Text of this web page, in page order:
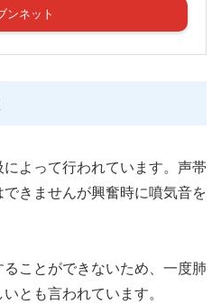
ンネット
よって行われています。声帯
きませんが興奮時に噴気音を
ことができないため、一度肺
とも言われています。